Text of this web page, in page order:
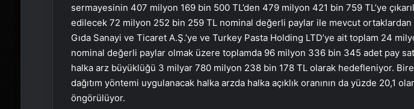
sermayesinin 407 milyon 169 bin 500 TL’den 479 milyon 421 bin 759 TL’ye
edilecek 72 milyon 252 bin 259 TL nominal değerli paylar ile mevcut ortaklardan
Gıda Sanayi ve Ticaret A.Ş.’ye ve Turkey Pasta Holding LTD’ye ait toplam 24
nominal değerli paylar olmak üzere toplamda 96 milyon 336 bin 345 adet pay
halka arz büyüklüğü 3 milyar 780 milyon 238 bin 178 TL olarak hedefleniyor.
dağıtım yöntemi uygulanacak halka arzda halka açıklık oranının da yüzde 20,1
öngörülüyor.